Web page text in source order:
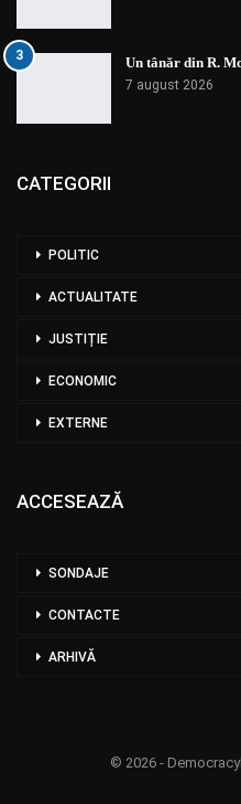
3 Un tânăr din R.
7 august 2026
CATEGORII
POLITIC
ACTUALITATE
JUSTIȚIE
ECONOMIC
EXTERNE
ACCESEAZĂ
SONDAJE
CONTACTE
ARHIVĂ
© 2026 -